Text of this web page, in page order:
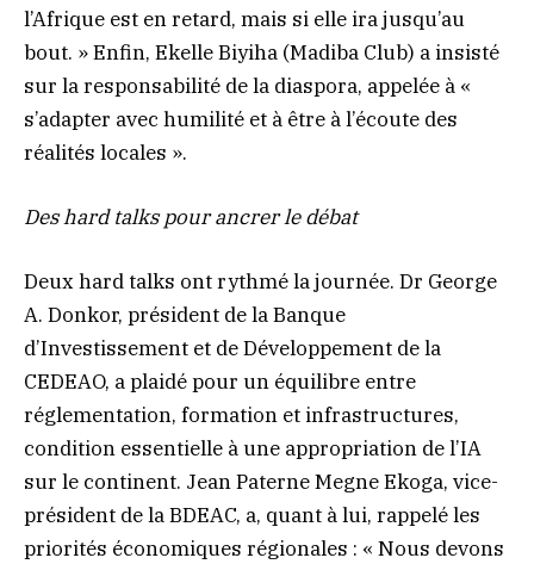
l’Afrique est en retard, mais si elle ira jusqu’au
bout. » Enfin, Ekelle Biyiha (Madiba Club) a insisté
sur la responsabilité de la diaspora, appelée à «
s’adapter avec humilité et à être à l’écoute des
réalités locales ».
Des hard talks pour ancrer le débat
Deux hard talks ont rythmé la journée. Dr George
A. Donkor, président de la Banque
d’Investissement et de Développement de la
CEDEAO, a plaidé pour un équilibre entre
réglementation, formation et infrastructures,
condition essentielle à une appropriation de l’IA
sur le continent. Jean Paterne Megne Ekoga, vice-
président de la BDEAC, a, quant à lui, rappelé les
priorités économiques régionales : « Nous devons